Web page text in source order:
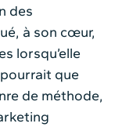
des
à son cœur,
lorsqu’elle
que
de méthode,